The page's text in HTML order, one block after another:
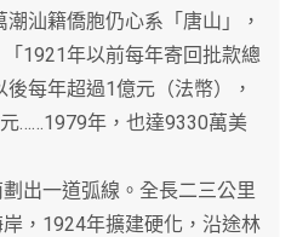
汕籍僑胞仍心系「唐山」，
1921年以前每年寄回批款總
每年超過1億元（法幣），
……1979年，也達9330萬美
一道弧線。全長二三公里
，1924年擴建硬化，沿途林